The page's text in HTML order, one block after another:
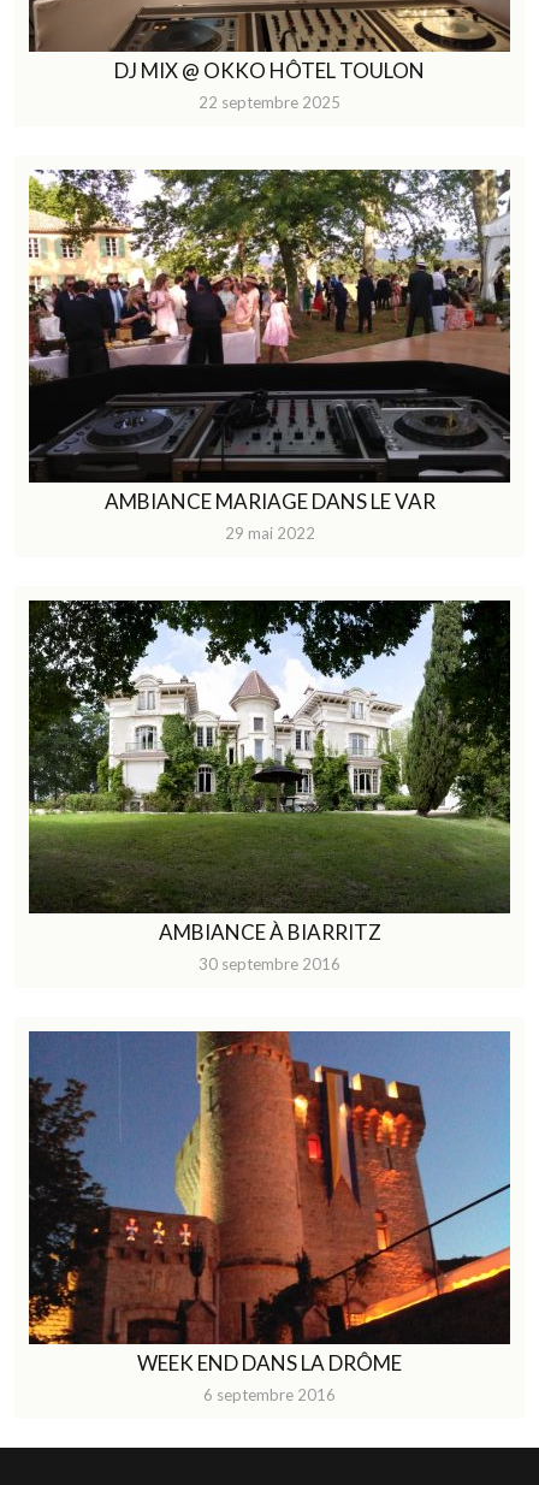
DJ MIX @ OKKO HÔTEL TOULON
22 septembre 2025
AMBIANCE MARIAGE DANS LE VAR
29 mai 2022
AMBIANCE À BIARRITZ
30 septembre 2016
WEEK END DANS LA DRÔME
6 septembre 2016